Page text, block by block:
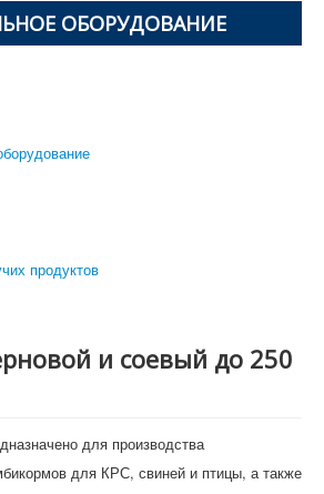
ОБОРУДОВАНИЕ
продуктов
и соевый до 250
для производства
для КРС, свиней и птицы, а также